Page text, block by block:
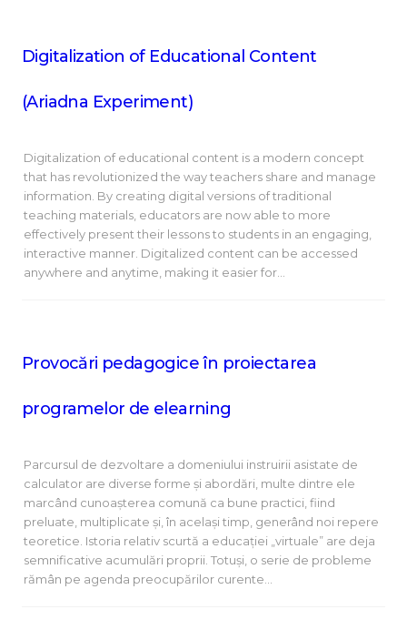
Digitalization of Educational Content
(Ariadna Experiment)
Digitalization of educational content is a modern concept
that has revolutionized the way teachers share and manage
information. By creating digital versions of traditional
teaching materials, educators are now able to more
effectively present their lessons to students in an engaging,
interactive manner. Digitalized content can be accessed
anywhere and anytime, making it easier for…
Provocări pedagogice în proiectarea
programelor de elearning
Parcursul de dezvoltare a domeniului instruirii asistate de
calculator are diverse forme şi abordări, multe dintre ele
marcând cunoașterea comună ca bune practici, fiind
preluate, multiplicate şi, în același timp, generând noi repere
teoretice. Istoria relativ scurtă a educației „virtuale” are deja
semnificative acumulări proprii. Totuși, o serie de probleme
rămân pe agenda preocupărilor curente…